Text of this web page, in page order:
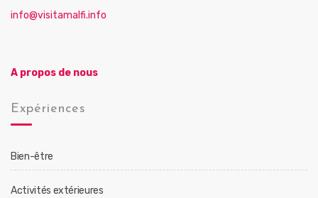
info@visitamalfi.info
A propos de nous
Expériences
Bien-être
Activités extérieures